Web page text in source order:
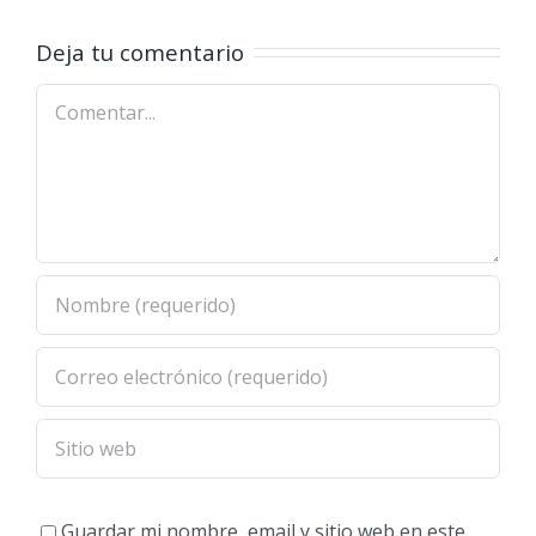
del cerro
sagrado
Jalunguilla
Deja tu comentario
Comentar